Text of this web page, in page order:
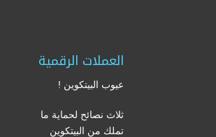
العملات الرقمية
عيوب البيتكوين !
ثلاث نصائح لحماية ما
تملك من البيتكوين